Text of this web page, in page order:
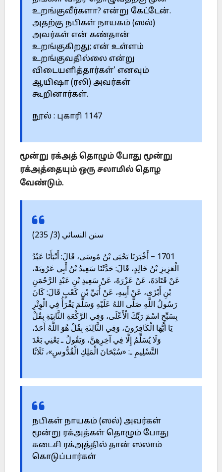
உறங்குவீர்களா? என்று கேட்டேன்.
அதற்கு நபிகள் நாயகம் (ஸல்)
அவர்கள் என் கண்தான்
உறங்குகிறது; என் உள்ளம்
உறங்குவதில்லை என்று
விடையளித்தார்கள்’ எனவும்
ஆயிஷா (ரலி) அவர்கள்
கூறினார்கள்.
நூல் : புகாரி 1147
மூன்று ரக்அத் தொழும் போது மூன்று
ரக்அத்தையும் ஒரு சலாமில் தொழ
வேண்டும்.
سنن النسائي (3/ 235)
1701 – أَخْبَرَنَا يَحْيَى بْنُ مُوسَى، قَالَ: أَنْبَأَنَا عَبْدُ
الْعَزِيزِ بْنُ خَالِدٍ، قَالَ: حَدَّثَنَا سَعِيدُ بْنُ أَبِي عَرُوبَةَ،
عَنْ قَتَادَةَ، عَنْ عَزْرَةَ، عَنْ سَعِيدِ بْنِ عَبْدِ الرَّحْمَنِ
بْنِ أَبْزَى، عَنْ أَبِيهِ، عَنْ أُبَيِّ بْنِ كَعْبٍ قَالَ: كَانَ
رَسُولُ اللَّهِ صَلَّى اللهُ عَلَيْهِ وَسَلَّمَ يَقْرَأُ فِي الْوِتْرِ
بِسَبِّحِ اسْمَ رَبِّكَ الْأَعْلَى، وَفِي الرَّكْعَةِ الثَّانِيَةِ بِقُلْ
يَا أَيُّهَا الْكَافِرُونَ، وَفِي الثَّالِثَةِ بِقُلْ هُوَ اللَّهُ أَحَدٌ،
وَلَا يُسَلِّمُ إِلَّا فِي آخِرِهِنَّ، وَيَقُولُ ـ يَعْنِي بَعْدَ
التَّسْلِيمِ ـ: «سُبْحَانَ الْمَلِكِ الْقُدُّوسِ»، ثَلَاثًا
நபிகள் நாயகம் (ஸல்) அவர்கள்
மூன்று ரக்அத்கள் தொழும் போது
கடைசி ரக்அத்தில் தான் ஸலாம்
கொடுப்பார்கள்